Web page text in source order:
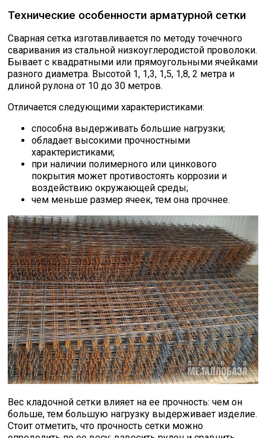
Технические особенности арматурной сетки
Сварная сетка изготавливается по методу точечного
сваривания из стальной низкоуглеродистой проволоки.
Бывает с квадратными или прямоугольными ячейками
разного диаметра. Высотой 1, 1,3, 1,5, 1,8, 2 метра и
длиной рулона от 10 до 30 метров.
Отличается следующими характеристиками:
способна выдерживать большие нагрузки;
обладает высокими прочностными
характеристиками;
при наличии полимерного или цинкового
покрытия может противостоять коррозии и
воздействию окружающей среды;
чем меньше размер ячеек, тем она прочнее.
Вес кладочной сетки влияет на ее прочность: чем он
больше, тем большую нагрузку выдерживает изделие.
Стоит отметить, что прочность сетки можно